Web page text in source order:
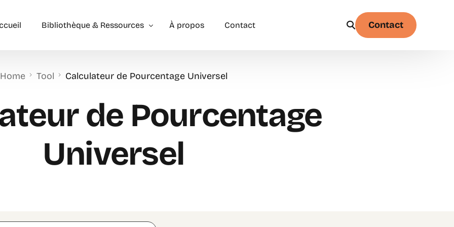
Bibliothèque & Ressources
Exercices Corrigés
À propos Contact Contact
Home Tool Calculateur de Pourcentage Universel
de Pourcentage
Universel